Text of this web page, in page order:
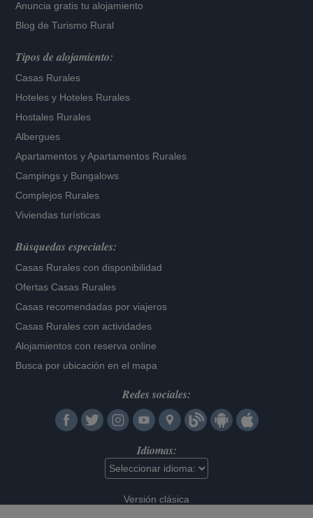
Anuncia gratis tu alojamiento
Blog de Turismo Rural
Tipos de alojamiento:
Casas Rurales
Hoteles y Hoteles Rurales
Hostales Rurales
Albergues
Apartamentos yApartamentos Rurales
Campings y Bungalows
Complejos Rurales
Viviendas turísticas
Búsquedas especiales:
Casas Rurales con disponibilidad
Ofertas Casas Rurales
Casas recomendadas por viajeros
Casas Rurales con actividades
Alojamientos con reserva online
Busca por ubicación en el mapa
Redes sociales:
Idiomas:
Versión clásica